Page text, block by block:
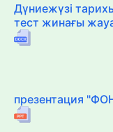
Дүниежүзі
тест жинағы
презентация